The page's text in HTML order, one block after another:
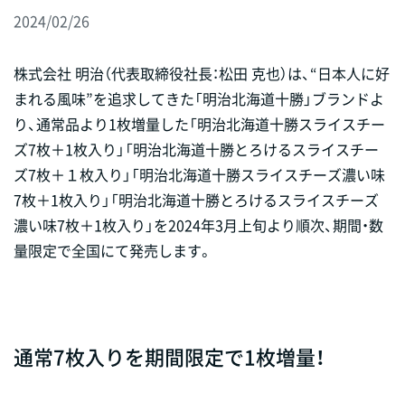
2024/02/26
株式会社 明治（代表取締役社長：松田 克也）は、“日本人に好
まれる風味”を追求してきた「明治北海道十勝」ブランドよ
り、通常品より1枚増量した「明治北海道十勝スライスチー
ズ7枚＋1枚入り」「明治北海道十勝とろけるスライスチー
ズ7枚＋１枚入り」「明治北海道十勝スライスチーズ濃い味
7枚＋1枚入り」「明治北海道十勝とろけるスライスチーズ
濃い味7枚＋1枚入り」を2024年3月上旬より順次、期間・数
量限定で全国にて発売します。
通常7枚入りを期間限定で1枚増量！